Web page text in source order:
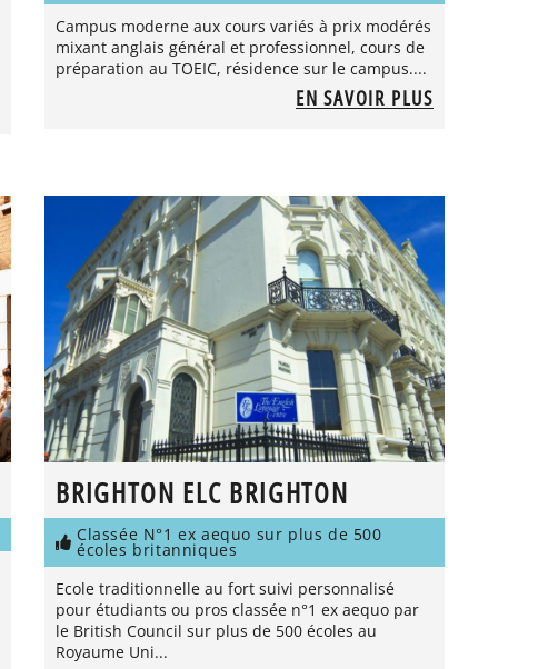
Campus moderne aux cours variés à prix modérés
mixant anglais général et professionnel, cours de
préparation au TOEIC, résidence sur le campus....
EN SAVOIR PLUS
BRIGHTON ELC BRIGHTON
Classée N°1 ex aequo sur plus de 500
écoles britanniques
Ecole traditionnelle au fort suivi personnalisé
pour étudiants ou pros classée n°1 ex aequo par
le British Council sur plus de 500 écoles au
Royaume Uni...